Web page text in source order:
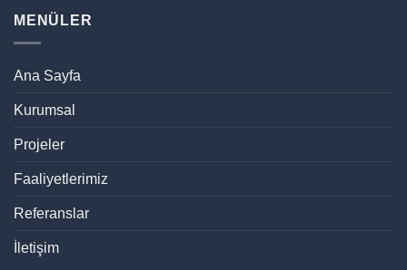
MENÜLER
Ana Sayfa
Kurumsal
Projeler
Faaliyetlerimiz
Referanslar
İletişim